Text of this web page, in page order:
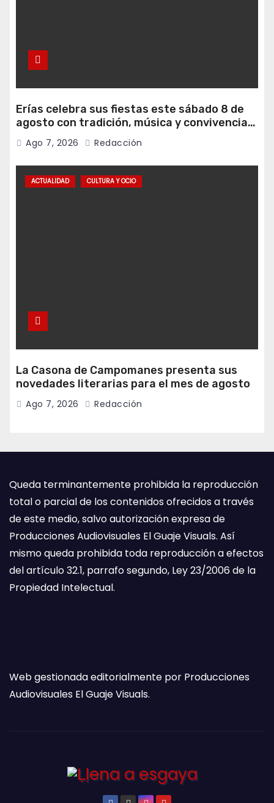
Erías celebra sus fiestas este sábado 8 de
agosto con tradición, música y convivencia
vecinal
Ago 7, 2026 Redacción
ACTUALIDAD CULTURA Y OCIO
La Casona de Campomanes presenta sus
novedades literarias para el mes de agosto
Ago 7, 2026 Redacción
Queda terminantemente prohibida la reproducción
total o parcial de los contenidos ofrecidos a través
de este medio, salvo autorización expresa de
Producciones Audiovisuales El Guaje Visuals. Así
mismo queda prohibida toda reproducción a efectos
del artículo 32.1, parrafo segundo, Ley 23/2006 de la
Propiedad Intelectual.
Web gestionada editorialmente por Producciones
Audiovisuales El Guaje Visuals.